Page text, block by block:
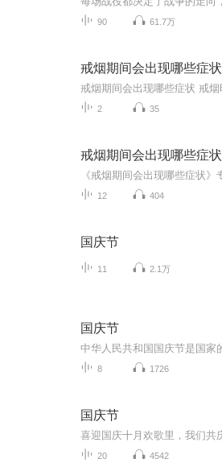
90 61.7万
戒烟期间会出现哪些症状
2 35
戒烟期间会出现哪些症状
12 404
国庆节
11 2.1万
国庆节
8 1726
国庆节
20 4542